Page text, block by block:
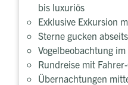
bis luxuriös
Exklusive Exkursion
Sterne gucken
Vogelbeobachtung
Rundreise mit
Übernachtungen